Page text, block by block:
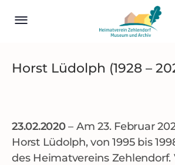
Horst Lüdolph (1928 –
23.02.2020– Am 23. Februar
Horst Lüdolph, von 1995 bis
des Heimatvereins Zehlendorf.